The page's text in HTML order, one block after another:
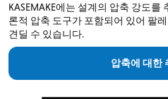
KASEMAKE에는 설계의 압축 강도를
론적 압축 도구가 포함되어 있어 팔
견딜 수 있습니다.
압축에 대한